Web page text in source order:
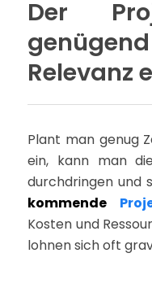
Der
Relevanz
Plant man genug
ein, kann man
durchdringen und
kommende
Kosten und
lohnen sich oft